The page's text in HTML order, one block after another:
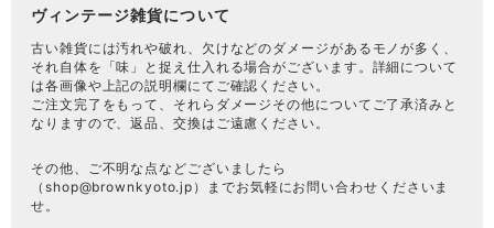
ヴィンテージ雑貨について
古い雑貨には汚れや破れ、欠けなどのダメージがあるモノが多く、
それ自体を「味」と捉え仕入れる場合がございます。詳細について
は各画像や上記の説明欄にてご確認ください。
ご注文完了をもって、それらダメージその他についてご了承済みと
なりますので、返品、交換はご遠慮ください。
その他、ご不明な点などございましたら
（ shop@brownkyoto.jp ）までお気軽にお問い合わせくださいま
せ。